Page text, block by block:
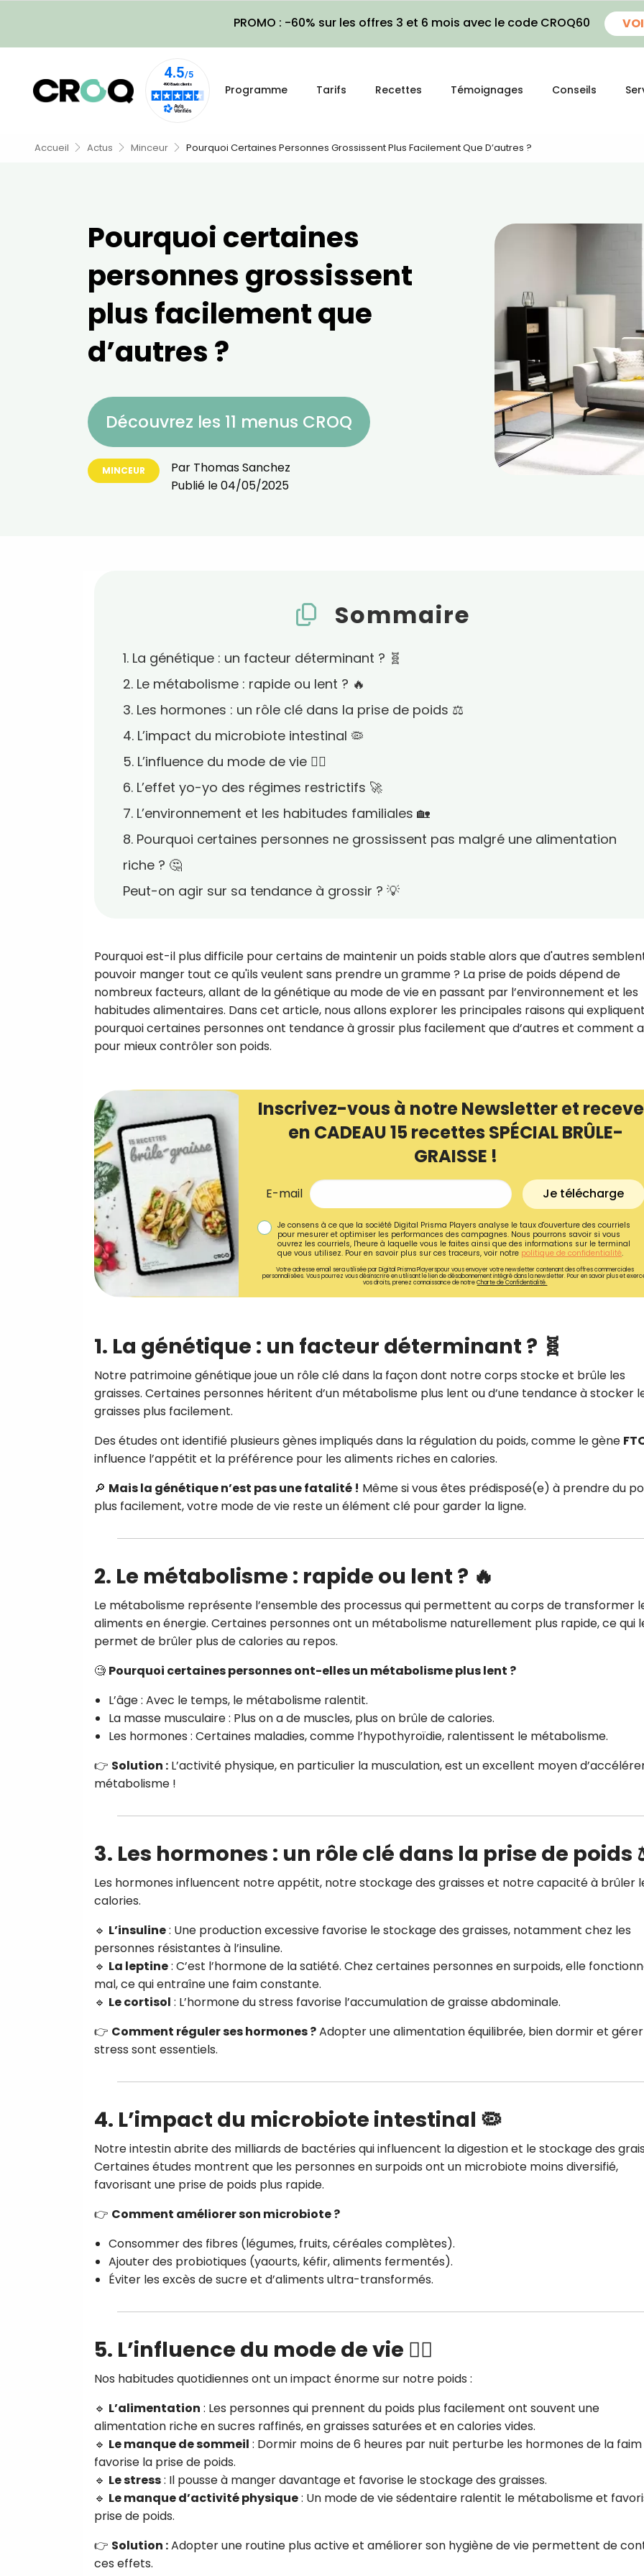
PROMO : -60% sur les offres 3 et 6 mois avec le code CROQ60
Programme Tarifs Recettes Témoignages Conseils
Accueil Actus Minceur Pourquoi Certaines Personnes Grossissent Plus Facilement Que D’autres ?
Pourquoi certaines
personnes grossissent
plus facilement que
d’autres ?
Découvrez les 11 menus CROQ
MINCEUR Par Thomas Sanchez
Publié le04/05/2025
Sommaire
1. La génétique : un facteur déterminant ? 🧬
2. Le métabolisme : rapide ou lent ? 🔥
3. Les hormones : un rôle clé dans la prise de poids ⚖️
4. L’impact du microbiote intestinal 🦠
5. L’influence du mode de vie 🏃‍♀️
6. L’effet yo-yo des régimes restrictifs 🚀
7. L’environnement et les habitudes familiales 🏡
8. Pourquoi certaines personnes ne grossissent pas malgré une alimentation
riche ? 🤔
Peut-on agir sur sa tendance à grossir ? 💡
Pourquoi est-il plus difficile pour certains de maintenir un poids stable alors que d'autres
pouvoir manger tout ce qu'ils veulent sans prendre un gramme ? La prise de poids dépend de
nombreux facteurs, allant de la génétique au mode de vie en passant par l’environnement et les
habitudes alimentaires. Dans cet article, nous allons explorer les principales raisons qui
pourquoi certaines personnes ont tendance à grossir plus facilement que d’autres et comment
pour mieux contrôler son poids.
Inscrivez-vous à notre Newsletter et
en CADEAU 15 recettes SPÉCIAL BRÛLE-
GRAISSE !
E-mail Je télécharge
Je consens à ce que la société Digital Prisma Players analyse le taux d'ouverture des courriels
pour mesurer et optimiser les performances des campagnes. Nous pourrons savoir si vous
ouvrez les courriels, l'heure à laquelle vous le faites ainsi que des informations sur le terminal
que vous utilisez. Pour en savoir plus sur ces traceurs, voir notre politique de confidentialité.
Votre adresse email sera utilisée par Digital Prisma Playerspour vous envoyer votre newsletter contenant des offres commerciales
personnalisées. Vous pourrez vous désinscrire en utilisant le lien de désabonnement intégré dans la newsletter. Pour en savoir plus et
vos droits, prenez connaissance de notreCharte de Confidentialité.
1. La génétique : un facteur déterminant ? 🧬
Notre patrimoine génétique joue un rôle clé dans la façon dont notre corps stocke et brûle les
graisses. Certaines personnes héritent d’un métabolisme plus lent ou d’une tendance à stocker
graisses plus facilement.
Des études ont identifié plusieurs gènes impliqués dans la régulation du poids, comme le gène
influence l’appétit et la préférence pour les aliments riches en calories.
🔎 Mais la génétique n’est pas une fatalité ! Même si vous êtes prédisposé(e) à prendre du
plus facilement, votre mode de vie reste un élément clé pour garder la ligne.
2. Le métabolisme : rapide ou lent ? 🔥
Le métabolisme représente l’ensemble des processus qui permettent au corps de transformer
aliments en énergie. Certaines personnes ont un métabolisme naturellement plus rapide, ce qui
permet de brûler plus de calories au repos.
🧐 Pourquoi certaines personnes ont-elles un métabolisme plus lent ?
L’âge : Avec le temps, le métabolisme ralentit.
La masse musculaire : Plus on a de muscles, plus on brûle de calories.
Les hormones : Certaines maladies, comme l’hypothyroïdie, ralentissent le métabolisme.
👉 Solution : L’activité physique, en particulier la musculation, est un excellent moyen
métabolisme !
3. Les hormones : un rôle clé dans la prise de poids
Les hormones influencent notre appétit, notre stockage des graisses et notre capacité à brûler
calories.
🔹 L’insuline: Une production excessive favorise le stockage des graisses, notamment chez les
personnes résistantes à l’insuline.
🔹 La leptine: C’est l’hormone de la satiété. Chez certaines personnes en surpoids, elle
mal, ce qui entraîne une faim constante.
🔹 Le cortisol : L’hormone du stress favorise l’accumulation de graisse abdominale.
👉 Comment réguler ses hormones ?Adopter une alimentation équilibrée, bien dormir et
stress sont essentiels.
4. L’impact du microbiote intestinal 🦠
Notre intestin abrite des milliards de bactéries qui influencent la digestion et le stockage des
Certaines études montrent que les personnes en surpoids ont un microbiote moins diversifié,
favorisant une prise de poids plus rapide.
👉 Comment améliorer son microbiote ?
Consommer des fibres (légumes, fruits, céréales complètes).
Ajouter des probiotiques (yaourts, kéfir, aliments fermentés).
Éviter les excès de sucre et d’aliments ultra-transformés.
5. L’influence du mode de vie 🏃‍♀️
Nos habitudes quotidiennes ont un impact énorme sur notre poids :
🔹 L’alimentation : Les personnes qui prennent du poids plus facilement ont souvent une
alimentation riche en sucres raffinés, en graisses saturées et en calories vides.
🔹 Le manque de sommeil : Dormir moins de 6 heures par nuit perturbe les hormones de la
favorise la prise de poids.
🔹 Le stress: Il pousse à manger davantage et favorise le stockage des graisses.
🔹 Le manque d’activité physique: Un mode de vie sédentaire ralentit le métabolisme et
prise de poids.
👉 Solution :Adopter une routine plus active et améliorer son hygiène de vie permettent de
ces effets.
Recevez
recettes inédites de
!
Ainsi que la newsletter
CROQ.
Je consens à ce que la société
Prisma Players analyse le taux
des courriels pour mesurer et
l'heure à laquelle vous le faites
des informations sur le terminal
utilisez. Pour en savoir plus sur ces
Je reçois mon cadeau !
Votre adresse email sera utilisée par Digital Prisma
exercer vos droits, prenez connaissance de notre
Confidentialité